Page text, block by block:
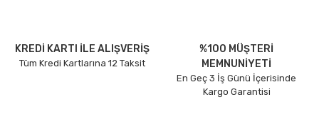
KREDİ KARTI İLE ALIŞVERİŞ
Tüm Kredi Kartlarına 12 Taksit
%100 MÜŞTERİ
MEMNUNİYETİ
En Geç 3 İş Günü İçerisinde
Kargo Garantisi